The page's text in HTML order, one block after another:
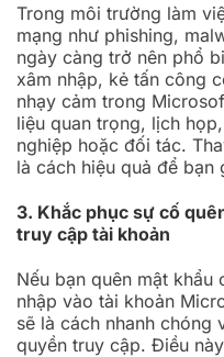
Trong môi trường làm
mạng như phishing,
ngày càng trở nên phổ
xâm nhập, kẻ tấn công
nhạy cảm trong
liệu quan trọng, lịch
nghiệp hoặc đối tác.
là cách hiệu quả để bạn
3. Khắc phục sự cố
truy cập tài khoản
Nếu bạn quên mật khẩu
nhập vào tài khoản
sẽ là cách nhanh chóng
quyền truy cập. Điều